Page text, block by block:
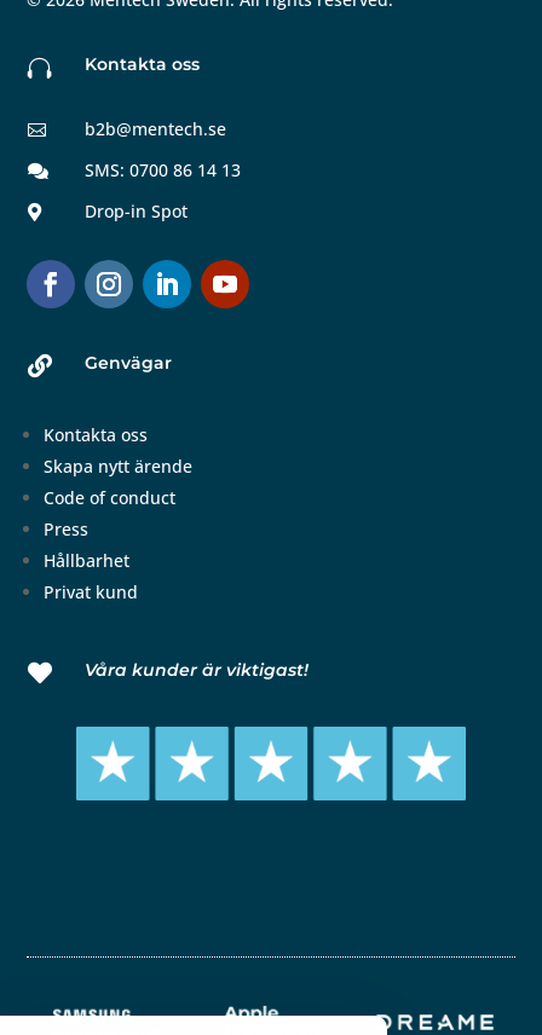
 Kontakta oss
 b2b@mentech.se
 SMS: 0700 86 14 13
 Drop-in Spot
 Genvägar
Kontakta oss
Skapa nytt ärende
Code of conduct
Press
Hållbarhet
Privat kund
 Våra kunder är viktigast!